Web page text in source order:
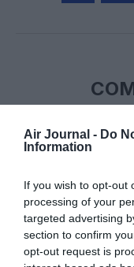
Air Journal - Do
Information
If you wish to opt-out
processing of your
targeted advertising
section to confirm
opt-out request is
Tony de Brest a
accordée aux
en 2024, et en 2023,
ont reçu une prime
https://
2026